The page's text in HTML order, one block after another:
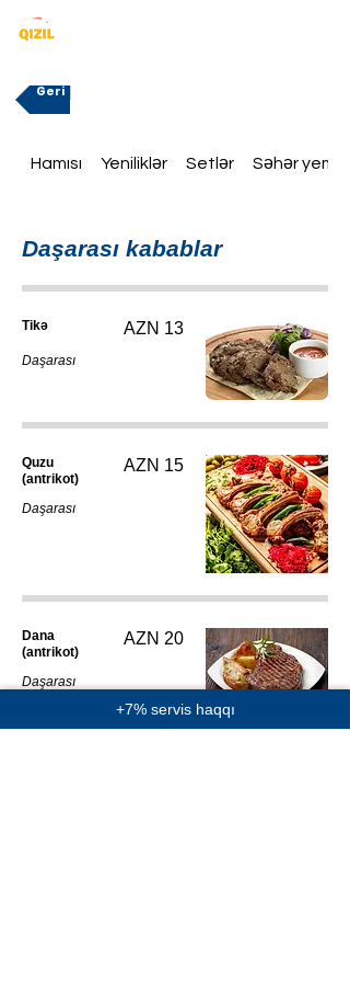
Geri
Hamısı Yeniliklər Setlər Səhər
Daşarası kabablar
Tikə
Daşarası
AZN 13
Quzu
(antrikot)
Daşarası
AZN 15
Dana
(antrikot)
Daşarası
AZN 20
+7% servis haqqı